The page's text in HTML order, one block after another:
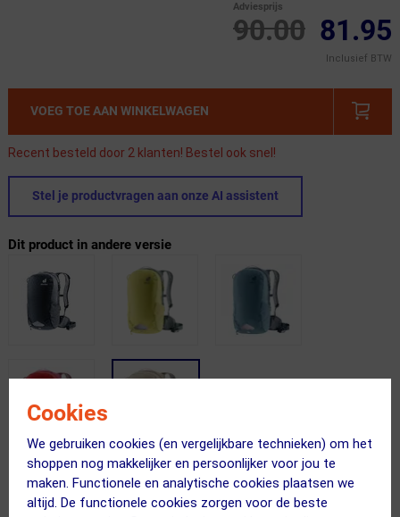
Cookies
We gebruiken cookies (en vergelijkbare technieken) om het
shoppen nog makkelijker en persoonlijker voor jou te
maken. Functionele en analytische cookies plaatsen we
altijd. De functionele cookies zorgen voor de beste
90.00
Adviesprijs
81.95
Inclusief BTW
VOEG TOE AAN WINKELWAGEN
Recent besteld door 2 klanten! Bestel ook snel!
Stel je productvragen aan onze AI assistent
Dit product in andere versie
Gratis bezorging & retourneren